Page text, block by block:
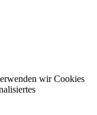
wir Cookies